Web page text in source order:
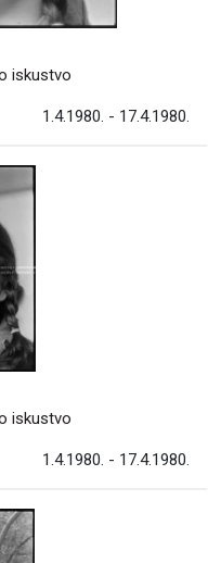
iskustvo
1.4.1980. - 17.4.1980.
iskustvo
1.4.1980. - 17.4.1980.